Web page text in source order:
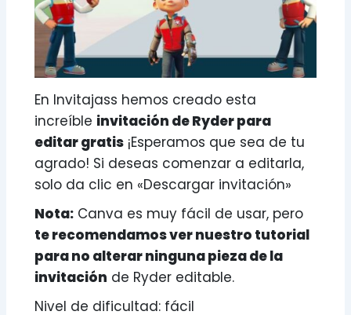
En Invitajass hemos creado esta
increíble invitación de Ryder para
editar gratis ¡Esperamos que sea de tu
agrado! Si deseas comenzar a editarla,
solo da clic en «Descargar invitación»
Nota: Canva es muy fácil de usar, pero
te recomendamos ver nuestro tutorial
para no alterar ninguna pieza de la
invitación de Ryder editable.
Nivel de dificultad: fácil